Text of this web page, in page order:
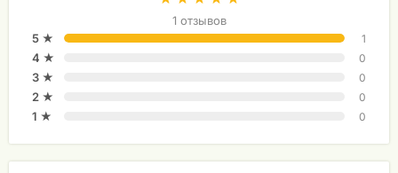
1 отзывов
5 ★
1
4 ★ 0
3 ★ 0
2 ★ 0
1 ★ 0